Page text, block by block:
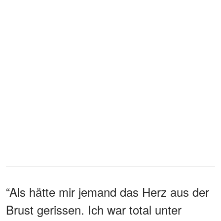
“Als hätte mir jemand das Herz aus der
Brust gerissen. Ich war total unter